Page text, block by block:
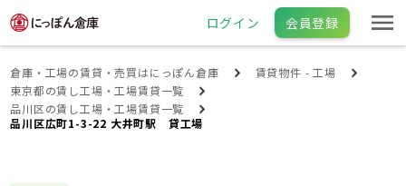
ログイン 会員登録
倉庫・工場の賃貸・売買はにっぽん倉庫
賃貸物件 - 工場
東京都の賃し工場・工場賃貸一覧
品川区の賃し工場・工場賃貸一覧
品川区広町1-3-22 大井町駅 貸工場